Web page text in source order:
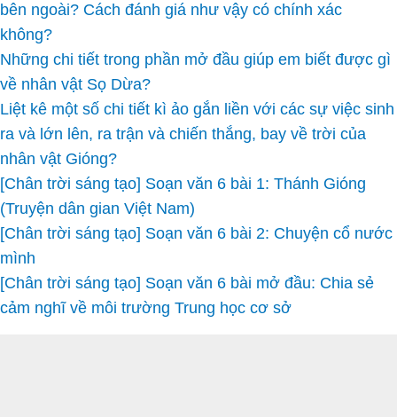
bên ngoài? Cách đánh giá như vậy có chính xác
không?
Những chi tiết trong phần mở đầu giúp em biết được gì
về nhân vật Sọ Dừa?
Liệt kê một số chi tiết kì ảo gắn liền với các sự việc sinh
ra và lớn lên, ra trận và chiến thắng, bay về trời của
nhân vật Gióng?
[Chân trời sáng tạo] Soạn văn 6 bài 1: Thánh Gióng
(Truyện dân gian Việt Nam)
[Chân trời sáng tạo] Soạn văn 6 bài 2: Chuyện cổ nước
mình
[Chân trời sáng tạo] Soạn văn 6 bài mở đầu: Chia sẻ
cảm nghĩ về môi trường Trung học cơ sở